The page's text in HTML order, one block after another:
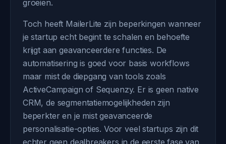
groeien.
Toch heeft MailerLite zijn beperkingen wanneer
je startup echt begint te schalen en behoefte
krijgt aan geavanceerdere functies. De
automatisering is goed voor basis workflows
maar mist de diepgang van tools zoals
ActiveCampaign of Sequenzy. Er is geen native
CRM, de segmentatiemogelijkheden zijn
beperkter en je mist geavanceerde
personalisatie-opties. Voor veel startups zijn dit
echter geen dealbreakers in de eerste fase van